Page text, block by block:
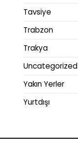
Tavsiye
Trabzon
Trakya
Uncategorized
Yakın Yerler
Yurtdışı